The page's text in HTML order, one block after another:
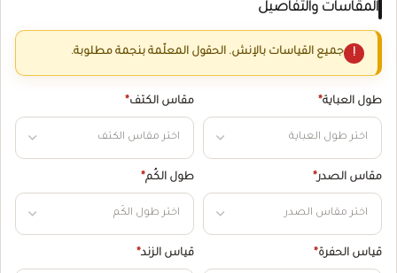
المقاسات والتفاصيل
جميع القياسات بالإنش. الحقول المعلّمة بنجمة مطلوبة.
طول العباية* مقاس الكتف*
مقاس الصدر* طول الكُم*
قياس الحفرة* قياس الزند*